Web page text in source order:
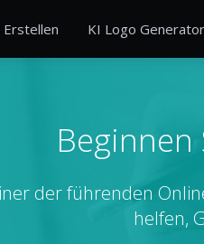
Erstellen KI Logo Generator
Beginnen
der führenden
helfen,